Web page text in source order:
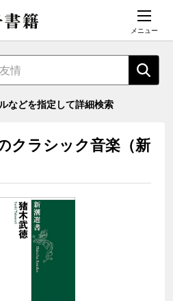
メニュー
などを指定して詳細検索
クラシック音楽（新